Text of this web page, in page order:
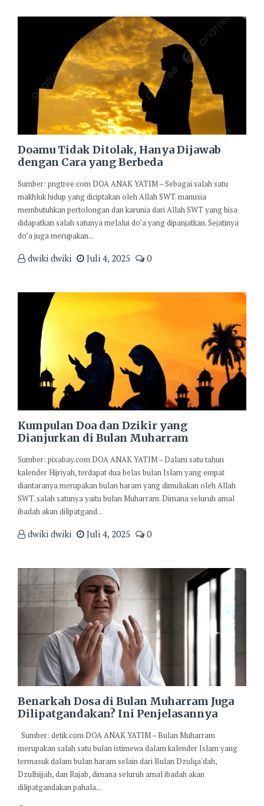
Doamu Tidak Ditolak, Hanya Dijawab
dengan Cara yang Berbeda
Sumber: pngtree.com DOA ANAK YATIM – Sebagai salah satu
makhluk hidup yang diciptakan oleh Allah SWT. manusia
membutuhkan pertolongan dan karunia dari Allah SWT yang bisa
didapatkan salah satunya melalui do’a yang dipanjatkan. Sejatinya
do’a juga merupakan...
dwiki dwiki Juli 4, 2025 0
Kumpulan Doa dan Dzikir yang
Dianjurkan di Bulan Muharram
Sumber: pixabay.com DOA ANAK YATIM – Dalam satu tahun
kalender Hijriyah, terdapat dua belas bulan Islam yang empat
diantaranya merupakan bulan haram yang dimuliakan oleh Allah
SWT. salah satunya yaitu bulan Muharram. Dimana seluruh amal
ibadah akan dilipatgand...
dwiki dwiki Juli 4, 2025 0
Benarkah Dosa di Bulan Muharram Juga
Dilipatgandakan? Ini Penjelasannya
Sumber: detik.com DOA ANAK YATIM – Bulan Muharram
merupakan salah satu bulan istimewa dalam kalender Islam yang
termasuk dalam bulan haram selain dari Bulan Dzulqa'dah,
Dzulhijjah, dan Rajab, dimana seluruh amal ibadah akan
dilipatgandakan pahala...